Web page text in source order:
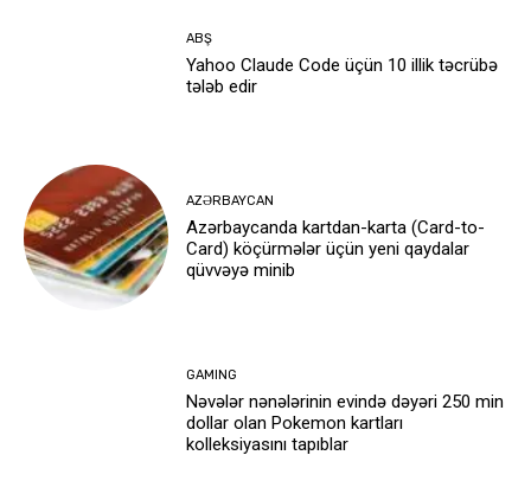
ABŞ
Yahoo Claude Code üçün 10 illik təcrübə
tələb edir
AZƏRBAYCAN
Azərbaycanda kartdan-karta (Card-to-
Card) köçürmələr üçün yeni qaydalar
qüvvəyə minib
GAMING
Nəvələr nənələrinin evində dəyəri 250 min
dollar olan Pokemon kartları
kolleksiyasını tapıblar